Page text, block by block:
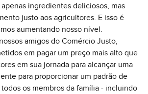
ingredientes deliciosos, mas
justo aos agricultores. E isso é
aumentando nosso nível.
amigos do Comércio Justo,
em pagar um preço mais alto que
em sua jornada para alcançar uma
para proporcionar um padrão de
os membros da família - incluindo